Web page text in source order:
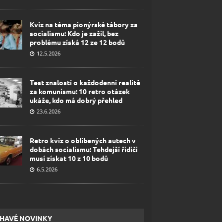
Kvíz na téma pionýrské tábory za
socialismu: Kdo je zažil, bez
problému získá 12 ze 12 bodů
12.5.2026
Test znalostí o každodenní realitě
za komunismu: 10 retro otázek
ukáže, kdo má dobrý přehled
23.6.2026
Retro kvíz o oblíbených autech v
dobách socialismu: Tehdejší řidiči
musí získat 10 z 10 bodů
6.5.2026
NOVINKY